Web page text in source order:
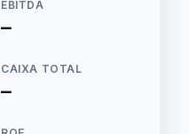
EBITDA
—
CAIXA TOTAL
—